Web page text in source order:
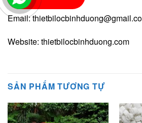
Email:
Website: thietbilocbinhduong.com
SẢN PHẨM TƯƠNG TỰ